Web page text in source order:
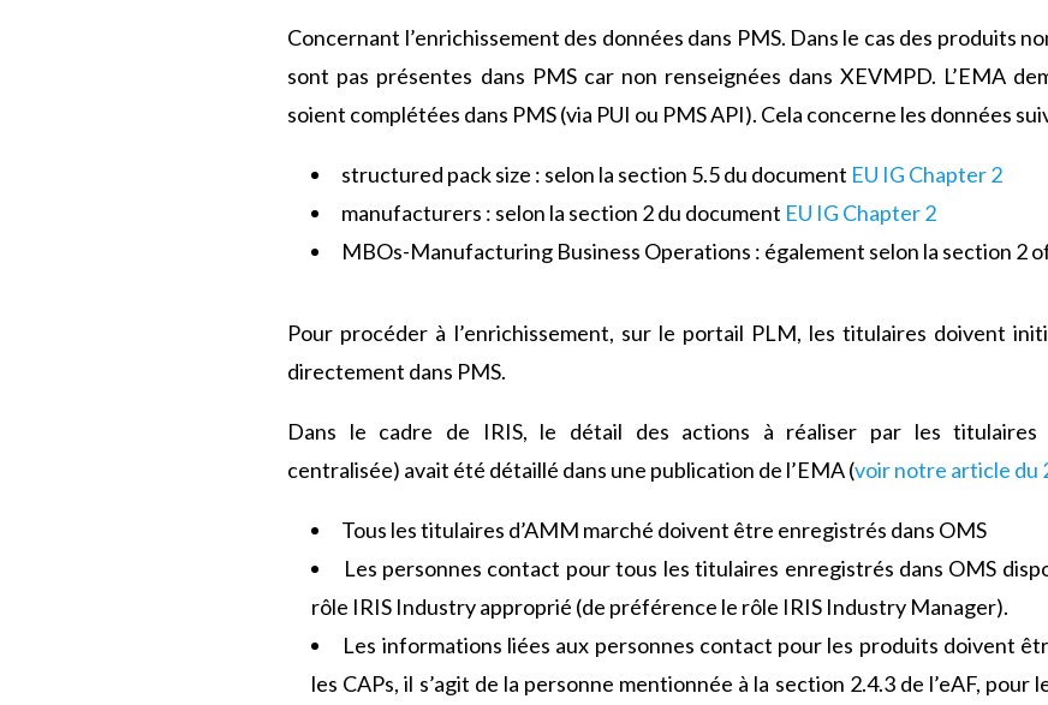
Concernant l’enrichissement des données dans PMS. Dans le cas des produits
sont pas présentes dans PMS car non renseignées dans XEVMPD. L’EMA
soient complétées dans PMS (via PUI ou PMS API). Cela concerne les données
structured pack size : selon la section 5.5 du document EU IG Chapter 2
manufacturers : selon la section 2 du document EU IG Chapter 2
MBOs-Manufacturing Business Operations : également selon la section 2
Pour procéder à l’enrichissement, sur le portail PLM, les titulaires doivent
directement dans PMS.
Dans le cadre de IRIS, le détail des actions à réaliser par les titulaires
centralisée) avait été détaillé dans une publication de l’EMA (voir notre article du
Tous les titulaires d’AMM marché doivent être enregistrés dans OMS
Les personnes contact pour tous les titulaires enregistrés dans OMS
rôle IRIS Industry approprié (de préférence le rôle IRIS Industry Manager).
Les informations liées aux personnes contact pour les produits doivent
les CAPs, il s’agit de la personne mentionnée à la section 2.4.3 de l’eAF, pour